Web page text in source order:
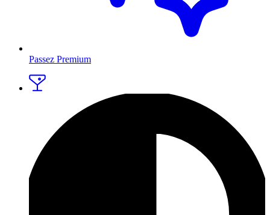
Passez Premium